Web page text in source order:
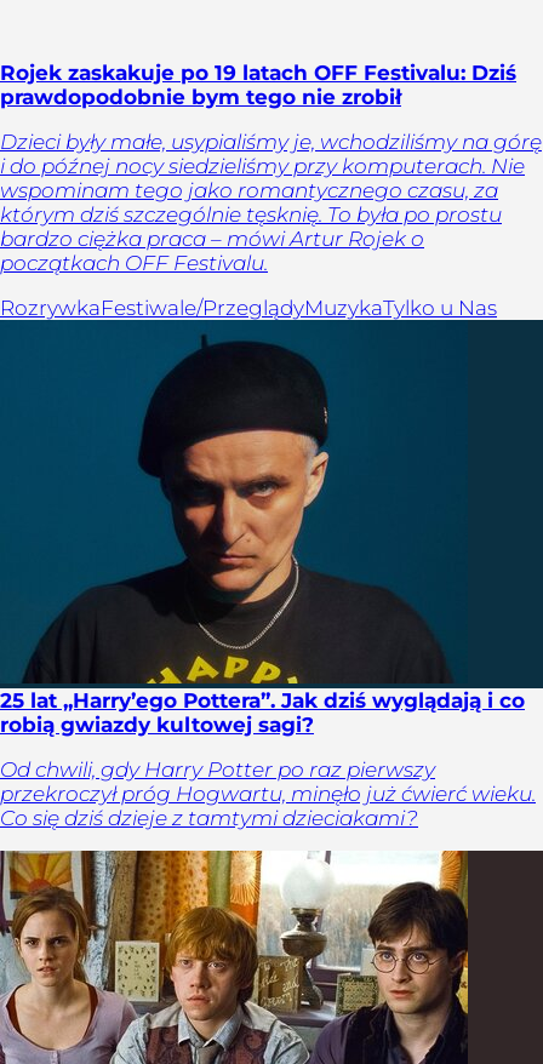
Rojek zaskakuje po 19 latach OFF Festivalu: Dziś
prawdopodobnie bym tego nie zrobił
Dzieci były małe, usypialiśmy je, wchodziliśmy na górę
i do późnej nocy siedzieliśmy przy komputerach. Nie
wspominam tego jako romantycznego czasu, za
którym dziś szczególnie tęsknię. To była po prostu
bardzo ciężka praca – mówi Artur Rojek o
początkach OFF Festivalu.
RozrywkaFestiwale/PrzeglądyMuzykaTylko u Nas
25 lat „Harry’ego Pottera”. Jak dziś wyglądają i co
robią gwiazdy kultowej sagi?
Od chwili, gdy Harry Potter po raz pierwszy
przekroczył próg Hogwartu, minęło już ćwierć wieku.
Co się dziś dzieje z tamtymi dzieciakami?